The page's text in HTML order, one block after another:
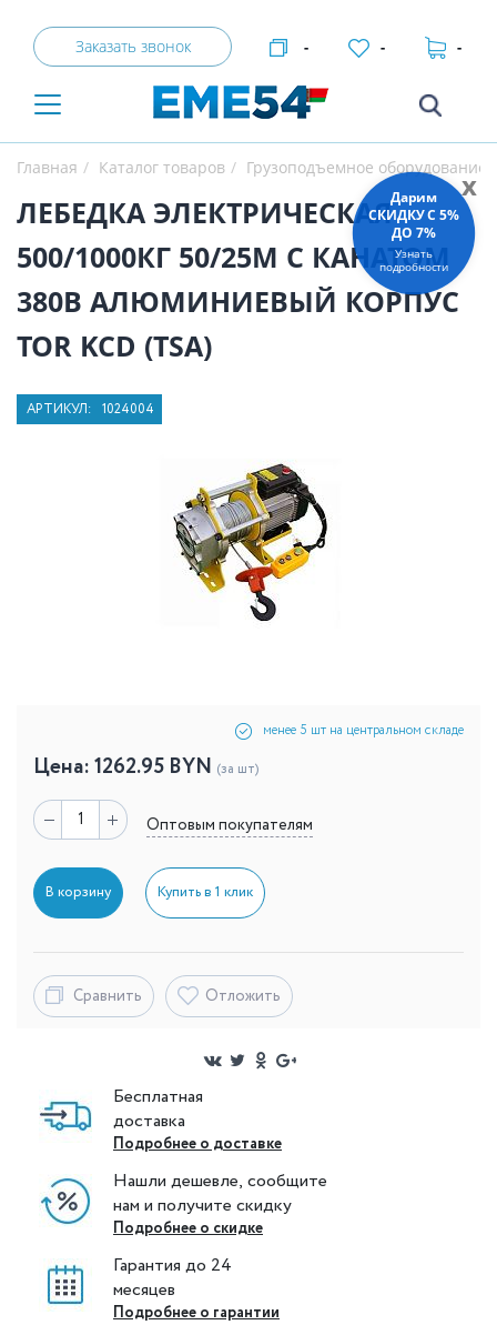
Заказать звонок - - -
Главная Каталог товаров Грузоподъемное оборудование
ЛЕБЕДКА ЭЛЕКТРИЧЕСКАЯ
500/1000КГ 50/25М С КАНАТОМ
380В АЛЮМИНИЕВЫЙ КОРПУС
TOR KCD (TSA)
АРТИКУЛ: 1024004
менее 5 шт на центральном складе
Цена:1262.95 BYN (за шт)
Оптовым покупателям
В корзину Купить в 1 клик
Сравнить Отложить
Бесплатная
доставка
Подробнее о доставке
Нашли дешевле, сообщите
нам и получите скидку
Подробнее о скидке
Гарантия до 24
месяцев
Подробнее о гарантии
x
Дарим
СКИДКУ C 5%
ДО 7%
Узнать
подробности